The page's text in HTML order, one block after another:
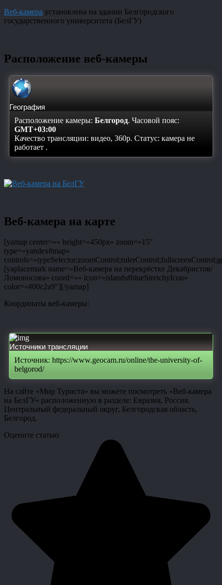
Веб-камера установлена на здании Белгородского
государственного университета (БелГУ)
Расположение веб-камеры
География
Расположение камеры: Белгород. Часовой пояс:
GMT+03:00
Качество трансляции: видео, 360p. Статус: камера не
работает .
Веб-камера на карте
[yamap center=»» height=»450px» zoom=»15″
type=»yandex#map»
[yaplacemark name=»Веб-камера на перекрёстке Декабристов/
Ломоносова» coord=»» icon=»islands#blueStretchyIcon»
color=»#00c2a9″][/yamap]
Координаты веб-камеры:
Источники трансляции
Источник: https://www.geocam.ru/online/the-university-of-
belgorod/
На сайте «Мир Туриста» вы можете посмотреть «Веб-камера
на БелГУ» расположенную в разделе: Евразия, Россия,
Центральный федеральный округ, Белгородская область,
Белгород.
Оцените статью